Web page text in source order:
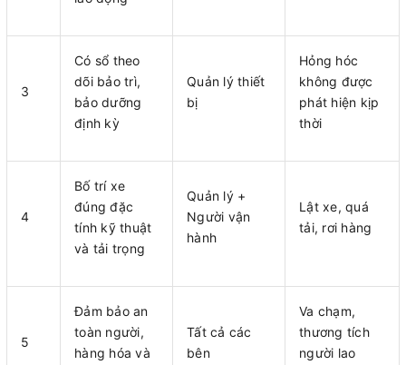
3
Có sổ theo
dõi bảo trì,
bảo dưỡng
định kỳ
Quản lý thiết
bị
Hỏng hóc
không được
phát hiện kịp
thời
4
Bố trí xe
đúng đặc
tính kỹ thuật
và tải trọng
Quản lý +
Người vận
hành
Lật xe, quá
tải, rơi hàng
5
Đảm bảo an
toàn người,
hàng hóa và
Tất cả các
bên
Va chạm,
thương tích
người lao